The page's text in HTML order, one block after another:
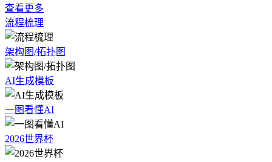
查看更多
流程梳理
架构图/拓扑图
AI生成模板
一图看懂AI
2026世界杯